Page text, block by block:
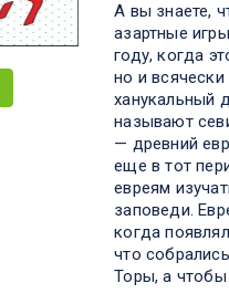
А вы знаете,
азартные
году, когда
но и всячески
ханукальный
называют
— древний
еще в тот
евреям
заповеди.
когда
что
Торы, а чтобы